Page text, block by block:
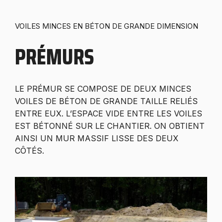
VOILES MINCES EN BÉTON DE GRANDE DIMENSION
PRÉMURS
LE PRÉMUR SE COMPOSE DE DEUX MINCES
VOILES DE BÉTON DE GRANDE TAILLE RELIÉS
ENTRE EUX. L’ESPACE VIDE ENTRE LES VOILES
EST BÉTONNÉ SUR LE CHANTIER. ON OBTIENT
AINSI UN MUR MASSIF LISSE DES DEUX
CÔTÉS.